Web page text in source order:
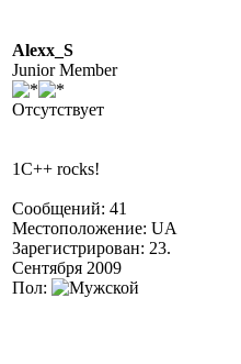
Alexx_S
Junior Member
Отсутствует
1C++ rocks!
Сообщений: 41
Местоположение: UA
Зарегистрирован: 23.
Сентября 2009
Пол: